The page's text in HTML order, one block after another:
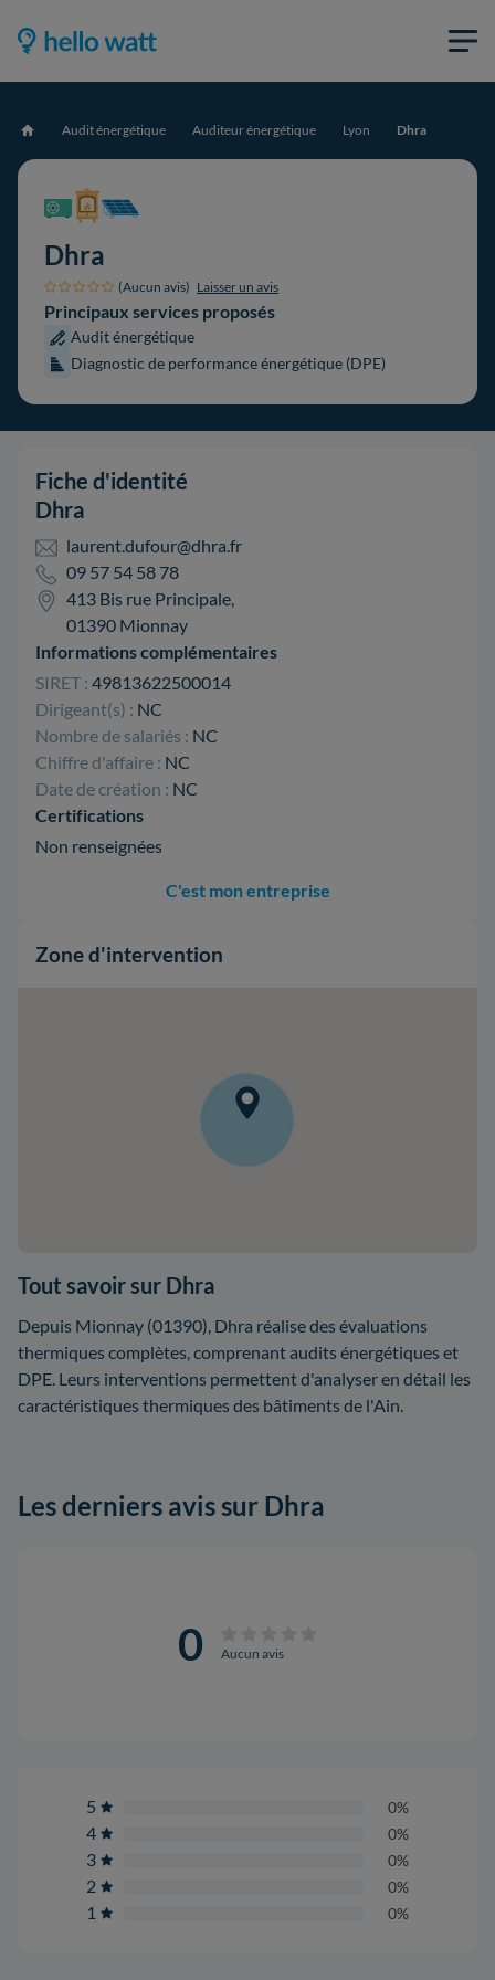
Accueil Audit énergétique Auditeur énergétique Lyon Dhra
Dhra
(Aucun avis) Laisser un avis
Principaux services proposés
Audit énergétique
Diagnostic de performance énergétique (DPE)
Fiche d'identité
Dhra
laurent.dufour@dhra.fr
09 57 54 58 78
413 Bis rue Principale,
01390 Mionnay
Informations complémentaires
SIRET : 49813622500014
Dirigeant(s) : NC
Nombre de salariés : NC
Chiffre d'affaire : NC
Date de création : NC
Certifications
Non renseignées
C'est mon entreprise
Zone d'intervention
Tout savoir sur Dhra
Depuis Mionnay (01390), Dhra réalise des évaluations
thermiques complètes, comprenant audits énergétiques et
DPE. Leurs interventions permettent d'analyser en détail les
caractéristiques thermiques des bâtiments de l'Ain.
Les derniers avis sur Dhra
0 Aucun avis
5 0%
4 0%
3 0%
2 0%
1 0%